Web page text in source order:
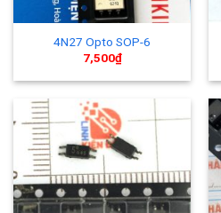
4N27 Opto SOP-6
7,500₫